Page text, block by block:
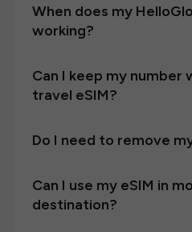
When does my
working?
Can I keep my number
travel eSIM?
Do I need to remove
Can I use my eSIM in
destination?